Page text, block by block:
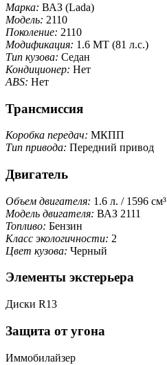
Марка: ВАЗ (Lada)
Модель: 2110
Поколение: 2110
Модификация: 1.6 MT (81 л.с.)
Тип кузова: Седан
Кондиционер: Нет
ABS: Нет
Трансмиссия
Коробка передач: МКПП
Тип привода: Передний привод
Двигатель
Объем двигателя: 1.6 л. / 1596 см³
Модель двигателя: ВАЗ 2111
Топливо: Бензин
Класс экологичности: 2
Цвет кузова: Черный
Элементы экстерьера
Диски R13
Защита от угона
Иммобилайзер